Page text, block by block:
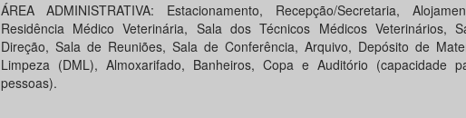
ÁREA ADMINISTRATIVA: Estacionamento, Recepção/Secretaria,
Residência Médico Veterinária, Sala dos Técnicos Médicos Veterinários,
Direção, Sala de Reuniões, Sala de Conferência, Arquivo, Depósito de
Limpeza (DML), Almoxarifado, Banheiros, Copa e Auditório (capacidade
pessoas).